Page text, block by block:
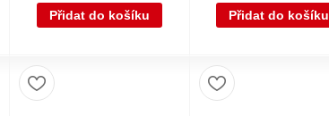
Přidat do košíku Přidat do košíku